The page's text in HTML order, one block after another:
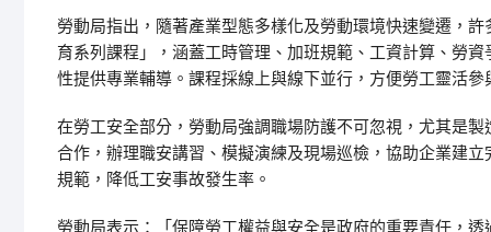
勞動局指出，隨著產業型態多樣化及勞動環境快速變遷，
育系列課程」，涵蓋工時管理、加班規範、工資計算、勞
性提供專業輔導。課程採線上與線下並行，方便勞工靈活
在勞工安全部分，勞動局強調職場防護不可忽視，尤其是
合作，辦理職安講習、模擬演練及現場巡檢，協助企業建
規範，降低工安事故發生率。
勞動局表示：「保障勞工權益與安全是政府的重要責任，